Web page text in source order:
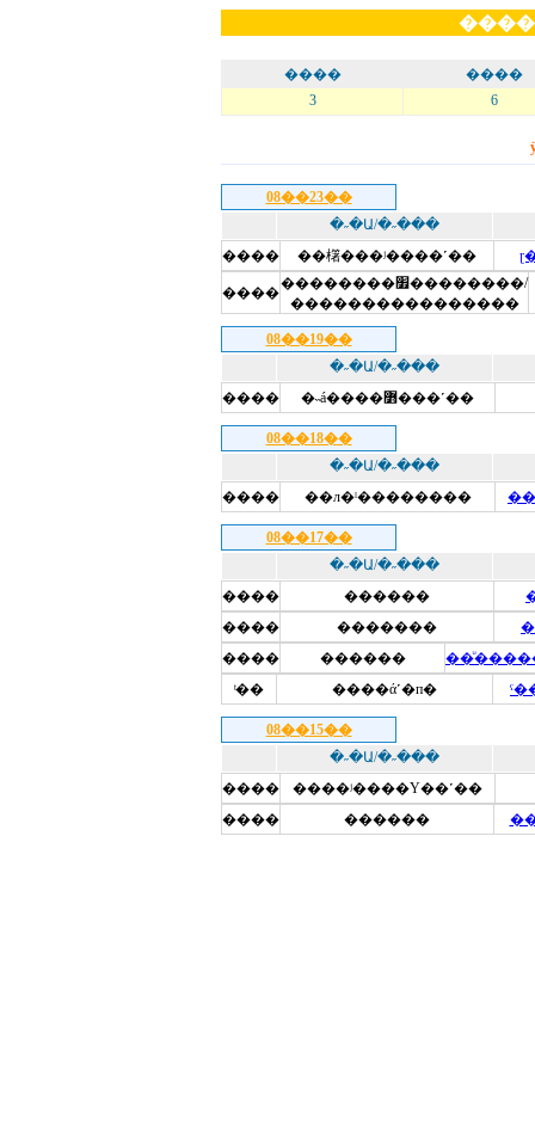
����
����
3
6
08��23��
�˶�Ա/�˶���
����
��櫡���ʲ����˹��
����
��������׿��������/
����������������
08��19��
�˶�Ա/�˶���
����
�˵á����߻���˹��
08��18��
�˶�Ա/�˶���
����
��л�ˡ��������
08��17��
�˶�Ա/�˶���
����
������
����
�������
����
������
ͭ��
����ά˹�п�
08��15��
�˶�Ա/�˶���
����
����ʲ����Ү��˹��
����
������